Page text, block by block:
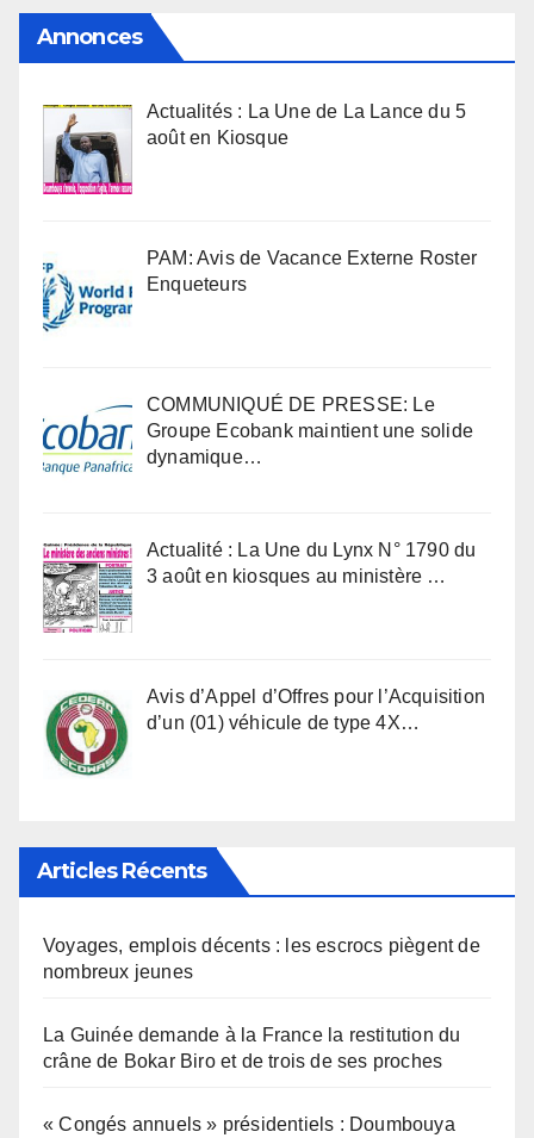
Annonces
Actualités : La Une de La Lance du 5
août en Kiosque
PAM: Avis de Vacance Externe Roster
Enqueteurs
COMMUNIQUÉ DE PRESSE: Le
Groupe Ecobank maintient une solide
dynamique…
Actualité : La Une du Lynx N° 1790 du
3 août en kiosques au ministère …
Avis d’Appel d’Offres pour l’Acquisition
d’un (01) véhicule de type 4X…
Articles Récents
Voyages, emplois décents : les escrocs piègent de
nombreux jeunes
La Guinée demande à la France la restitution du
crâne de Bokar Biro et de trois de ses proches
« Congés annuels » présidentiels : Doumbouya